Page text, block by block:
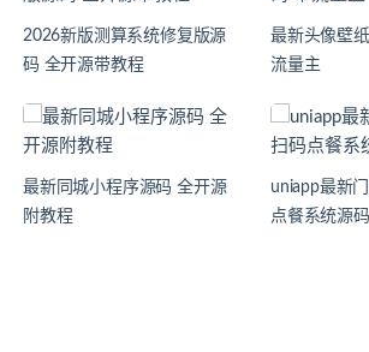
2026新版测算系统修复版源
码 全开源带教程
最新头像壁
流量主
最新同城小程序源码 全开源
附教程
uniapp最新
点餐系统源